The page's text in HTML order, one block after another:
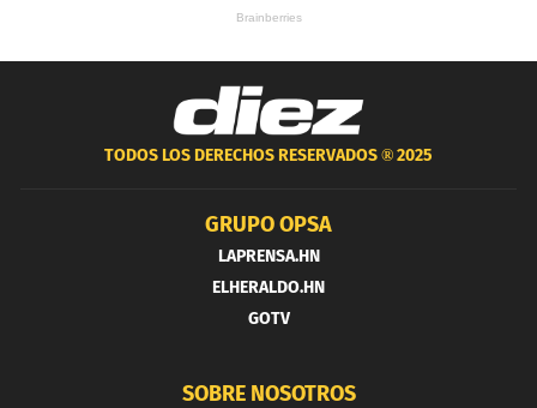
TODOS LOS DERECHOS RESERVADOS ®2025
GRUPO OPSA
LAPRENSA.HN
ELHERALDO.HN
GOTV
SOBRE NOSOTROS